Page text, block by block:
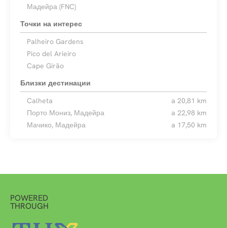
Мадейра (FNC)
Точки на интерес
Palheiro Gardens
Pico del Arieiro
Cape Girão
Близки дестинации
Calheta
a 20,81 km
Порто Мониз, Мадейра
a 22,98 km
Мачико, Мадейра
a 17,50 km
POWERED
THROUGH